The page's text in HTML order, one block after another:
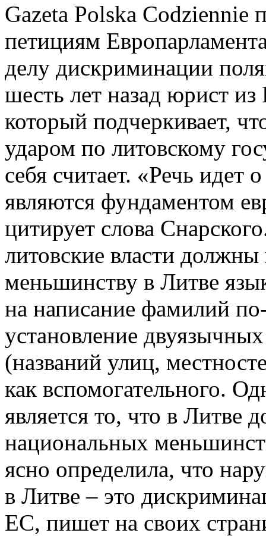
Gazeta Polska Codziennie
петициям
делу дискриминации
шесть лет назад юрист
который подчеркивает,
ударом по литовскому
себя считает. «Речь идет
являются фундаментом
цитирует слова
литовские власти должны
меньшинству в Литве
на написание фамилий
установление
(названий улиц,
как вспомогательного.
является то, что в Литве
национальных
ясно определила, что
в Литве – это
ЕС, пишет на своих